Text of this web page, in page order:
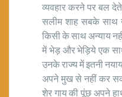
व्यवहार करने पर बल
सलीम शाह सबके साथ
किसी के साथ अन्याय
में भेड़ और भेड़िये एक
उनके राज्य में इतनी
अपने मुख से नहीं कर
शेर गाय की पूंछ अपने